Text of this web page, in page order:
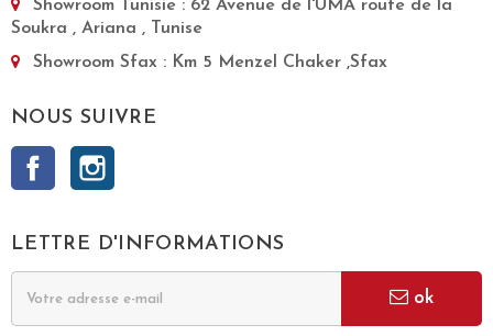
Showroom Tunisie : 62 Avenue de l'UMA route de la
Soukra , Ariana , Tunise
Showroom Sfax : Km 5 Menzel Chaker ,Sfax
NOUS SUIVRE
Facebook
LETTRE D'INFORMATIONS
ok